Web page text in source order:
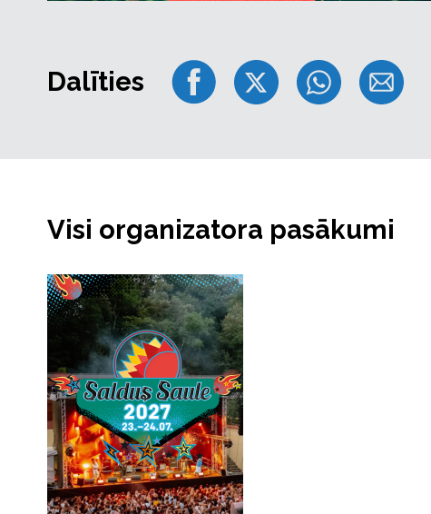
Dalīties
Visi organizatora pasākumi